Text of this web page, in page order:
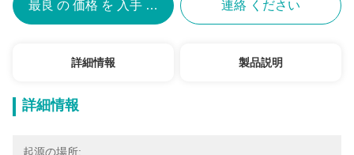
最良 の 価格 を 入手 する 連絡 ください
詳細情報 製品説明
詳細情報
起源の場所: